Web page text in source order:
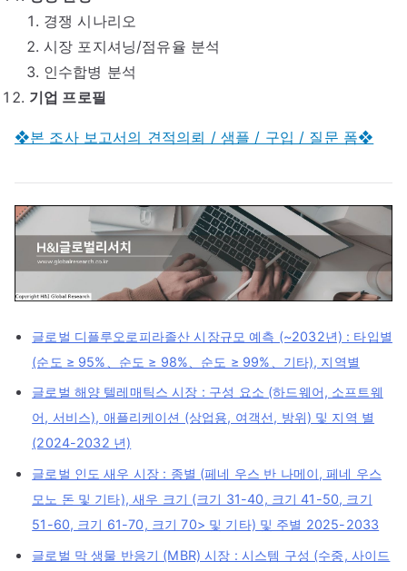
경쟁 시나리오
시장 포지셔닝/점유율 분석
인수합병 분석
기업 프로필
❖본 조사 보고서의 견적의뢰 / 샘플 / 구입 / 질문 폼❖
글로벌 디플루오로피라졸산 시장규모 예측 (~2032년) : 타입별
(순도 ≥ 95%、순도 ≥ 98%、순도 ≥ 99%、기타), 지역별
글로벌 해양 텔레매틱스 시장 : 구성 요소 (하드웨어, 소프트웨
어, 서비스), 애플리케이션 (상업용, 여객선, 방위) 및 지역 별
(2024-2032 년)
글로벌 인도 새우 시장 : 종별 (페네 우스 반 나메이, 페네 우스
모노 돈 및 기타), 새우 크기 (크기 31-40, 크기 41-50, 크기
51-60, 크기 61-70, 크기 70> 및 기타) 및 주별 2025-2033
글로벌 막 생물 반응기 (MBR) 시장 : 시스템 구성 (수중, 사이드